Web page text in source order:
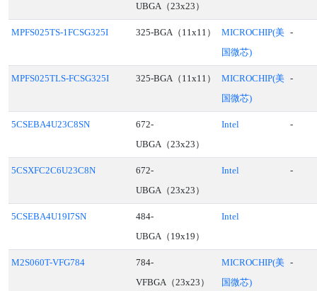
UBGA（23x23）
MPFS025TS-1FCSG325I 325-BGA（11x11）
MICROCHIP(美
国微芯)
-
MPFS025TLS-FCSG325I 325-BGA（11x11）
MICROCHIP(美
国微芯)
-
5CSEBA4U23C8SN
672-
UBGA（23x23）
Intel -
5CSXFC2C6U23C8N
672-
UBGA（23x23）
Intel -
5CSEBA4U19I7SN
484-
UBGA（19x19）
Intel
M2S060T-VFG784
784-
VFBGA（23x23）
MICROCHIP(美
国微芯)
-